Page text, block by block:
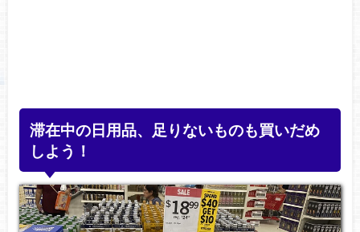
滞在中の日用品、足りないものも買いだめ
しよう！